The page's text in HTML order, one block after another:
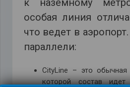
особая линия
что ведет в
параллели:
CityLine – это обычная
которой состав